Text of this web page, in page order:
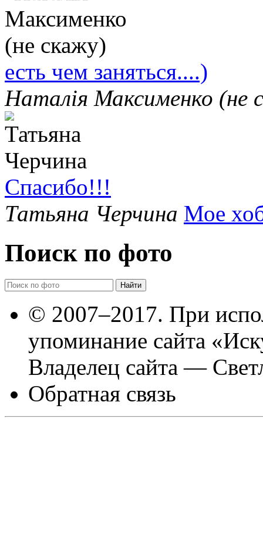
есть чем заняться....)
Наталія Максименко (не
Спасибо!!!
Татьяна Черчина Мое
Поиск по фото
© 2007–2017. При
упоминание сайта
Владелец сайта —
Обратная связь